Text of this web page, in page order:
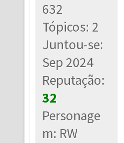
632
Tópicos: 2
Juntou-se:
Sep 2024
Reputação:
32
Personage
m: RW